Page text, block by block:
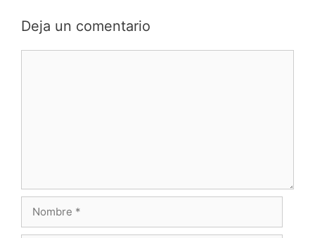
Deja un comentario